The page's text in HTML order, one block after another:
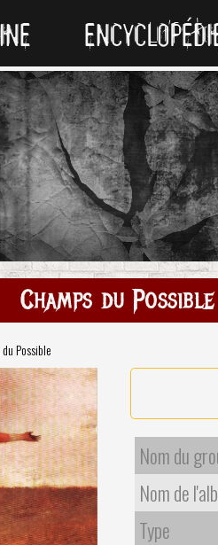
Champs du Possible
Possible
Nom du
Nom de
Type